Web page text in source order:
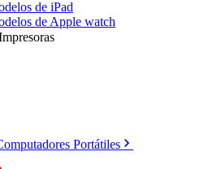
de iPad
de Apple watch
Portátiles